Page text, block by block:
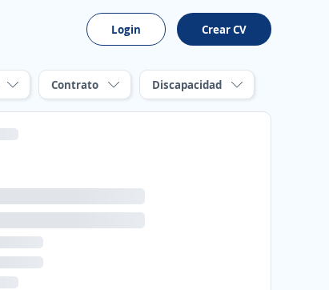
Login Crear CV
Contrato Discapacidad